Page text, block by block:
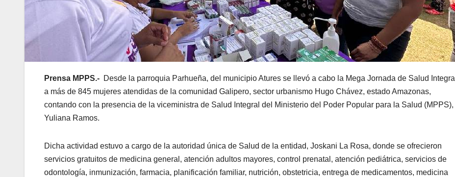
Prensa MPPS.- Desde la parroquia Parhueña, del municipio Atures se llevó a cabo la Mega Jornada de Salud Integral
a más de 845 mujeres atendidas de la comunidad Galipero, sector urbanismo Hugo Chávez, estado Amazonas,
contando con la presencia de la viceministra de Salud Integral del Ministerio del Poder Popular para la Salud (MPPS),
Yuliana Ramos.
Dicha actividad estuvo a cargo de la autoridad única de Salud de la entidad, Joskani La Rosa, donde se ofrecieron
servicios gratuitos de medicina general, atención adultos mayores, control prenatal, atención pediátrica, servicios de
odontología, inmunización, farmacia, planificación familiar, nutrición, obstetricia, entrega de medicamentos, medicina